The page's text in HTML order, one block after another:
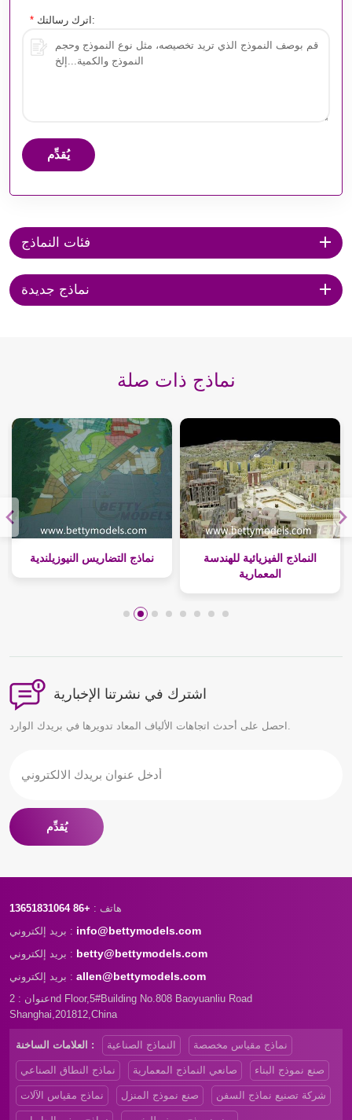
* اترك رسالتك:
يُقدِّم
فئات النماذج
نماذج جديدة
نماذج ذات صلة
نماذج التضاريس
النماذج الفيزيائية للهندسة
المعمارية
اشترك في نشرتنا الإخبارية
يُقدِّم
هاتف : +86 13651831064
بريد إلكتروني : info@bettymodels.com
بريد إلكتروني : betty@bettymodels.com
بريد إلكتروني : allen@bettymodels.com
عنوان : 2nd Floor,5#Building No.808 Baoyuanliu Road
Shanghai,201812,China
العلامات الساخنة : النماذج الصناعية نماذج مقياس مخصصة
نماذج النطاق الصناعي صانعي النماذج المعمارية صنع نموذج البناء
نماذج مقياس الآلات صنع نموذج المنزل شركة تصنيع نماذج السفن